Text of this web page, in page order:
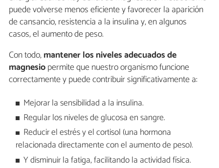
puede volverse menos eficiente y favorecer la aparición
de cansancio, resistencia a la insulina y, en algunos
casos, el aumento de peso.
Con todo,mantener los niveles adecuados de
magnesiopermite que nuestro organismo funcione
correctamente y puede contribuir significativamente a:
Mejorar la sensibilidad a la insulina.
Regular los niveles de glucosa en sangre.
Reducir el estrés y el cortisol (una hormona
relacionada directamente con el aumento de peso).
Y disminuir la fatiga, facilitando la actividad física.